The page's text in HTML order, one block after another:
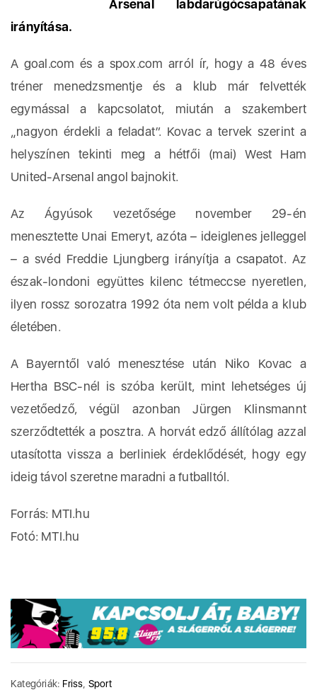
Arsenal labdarúgócsapatának
irányítása.
A goal.com és a spox.com arról ír, hogy a 48 éves
tréner menedzsmentje és a klub már felvették
egymással a kapcsolatot, miután a szakembert
„nagyon érdekli a feladat”. Kovac a tervek szerint a
helyszínen tekinti meg a hétfői (mai) West Ham
United-Arsenal angol bajnokit.
Az Ágyúsok vezetősége november 29-én
menesztette Unai Emeryt, azóta – ideiglenes jelleggel
– a svéd Freddie Ljungberg irányítja a csapatot. Az
észak-londoni együttes kilenc tétmeccse nyeretlen,
ilyen rossz sorozatra 1992 óta nem volt példa a klub
életében.
A Bayerntől való menesztése után Niko Kovac a
Hertha BSC-nél is szóba került, mint lehetséges új
vezetőedző, végül azonban Jürgen Klinsmannt
szerződtették a posztra. A horvát edző állítólag azzal
utasította vissza a berliniek érdeklődését, hogy egy
ideig távol szeretne maradni a futballtól.
Forrás: MTI.hu
Fotó: MTI.hu
Kategóriák: Friss Sport